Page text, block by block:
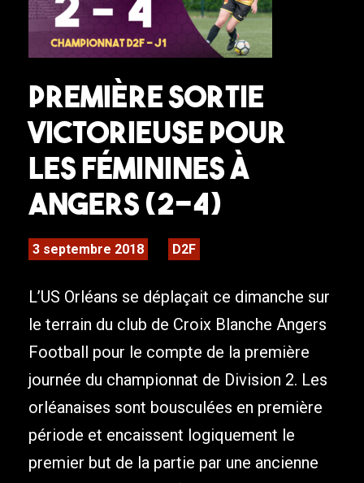
Première sortie
victorieuse pour
les féminines à
Angers (2-4)
3 septembre 2018 D2F
L’US Orléans se déplaçait ce dimanche sur
le terrain du club de Croix Blanche Angers
Football pour le compte de la première
journée du championnat de Division 2. Les
orléanaises sont bousculées en première
période et encaissent logiquement le
premier but de la partie par une ancienne